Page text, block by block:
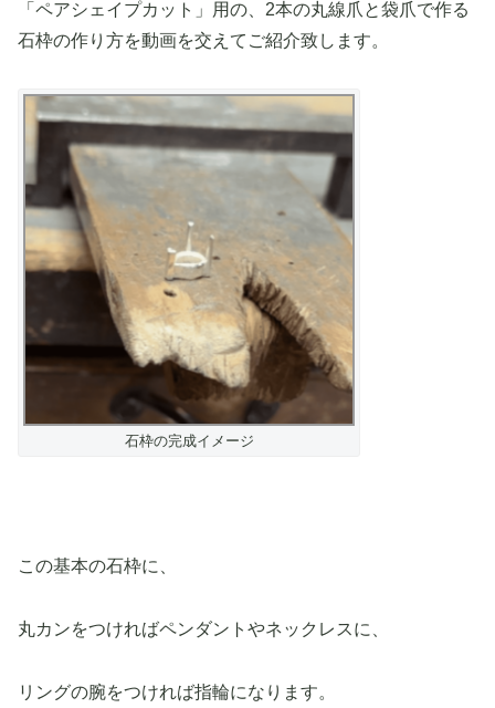
「ペアシェイプカット」用の、2本の丸線爪と袋爪で作る
石枠の作り方を動画を交えてご紹介致します。
石枠の完成イメージ
この基本の石枠に、
丸カンをつければペンダントやネックレスに、
リングの腕をつければ指輪になります。